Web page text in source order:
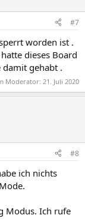
#7
worden ist .
dieses Board
damit gehabt .
Moderator: 21. Juli 2020
#8
ich nichts
Modus. Ich rufe